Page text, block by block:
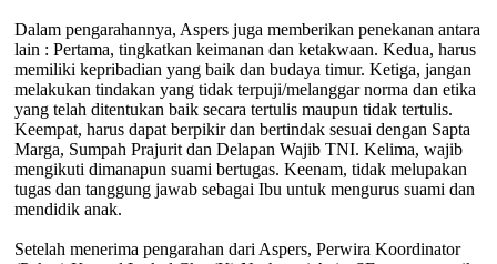
Dalam pengarahannya, Aspers juga memberikan penekanan antara
lain : Pertama, tingkatkan keimanan dan ketakwaan. Kedua, harus
memiliki kepribadian yang baik dan budaya timur. Ketiga, jangan
melakukan tindakan yang tidak terpuji/melanggar norma dan etika
yang telah ditentukan baik secara tertulis maupun tidak tertulis.
Keempat, harus dapat berpikir dan bertindak sesuai dengan Sapta
Marga, Sumpah Prajurit dan Delapan Wajib TNI. Kelima, wajib
mengikuti dimanapun suami bertugas. Keenam, tidak melupakan
tugas dan tanggung jawab sebagai Ibu untuk mengurus suami dan
mendidik anak.
Setelah menerima pengarahan dari Aspers, Perwira Koordinator